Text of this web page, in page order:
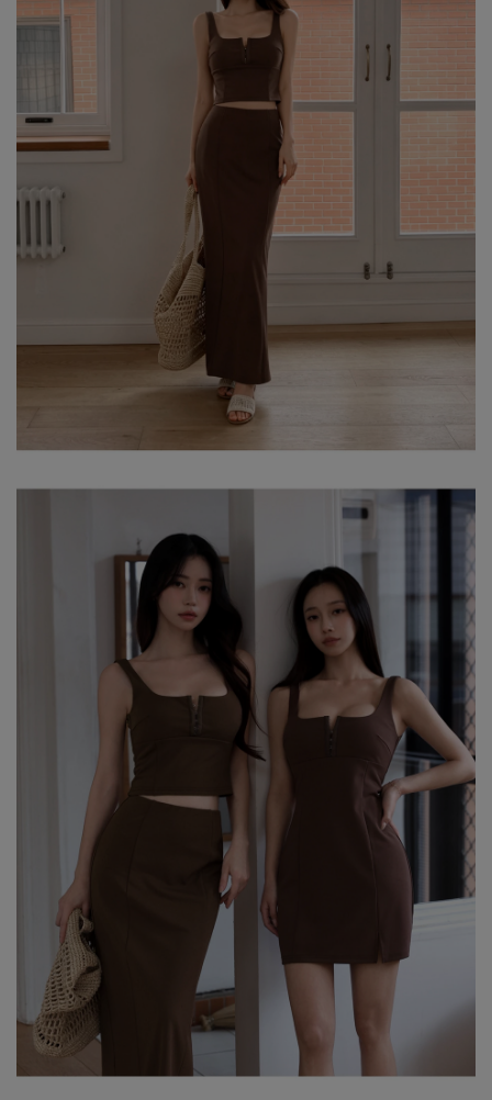
腰圍Waist：61cm／臀圍hips：86cm